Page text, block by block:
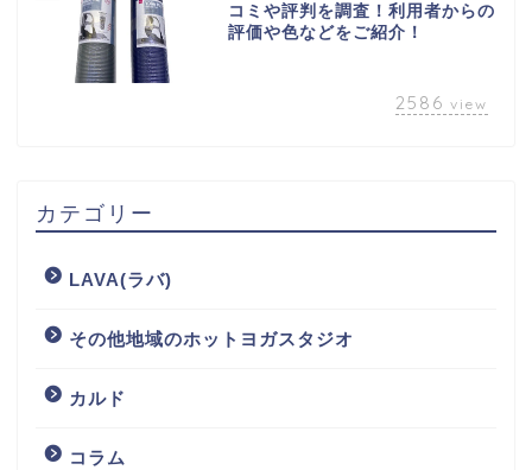
コミや評判を調査！利用者からの
評価や色などをご紹介！
2586 view
カテゴリー
LAVA(ラバ)
その他地域のホットヨガスタジオ
カルド
コラム